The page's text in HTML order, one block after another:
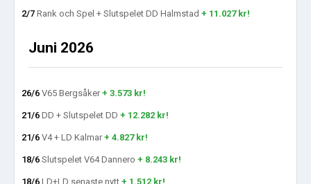
2/7 Rank och Spel + Slutspelet DD Halmstad + 11.027 kr!
Juni 2026
26/6 V65 Bergsåker + 3.573 kr!
21/6 DD + Slutspelet DD + 12.282 kr!
21/6 V4 + LD Kalmar + 4.827 kr!
18/6 Slutspelet V64 Dannero + 8.243 kr!
18/6 LD+LD senaste nytt + 1.512 kr!